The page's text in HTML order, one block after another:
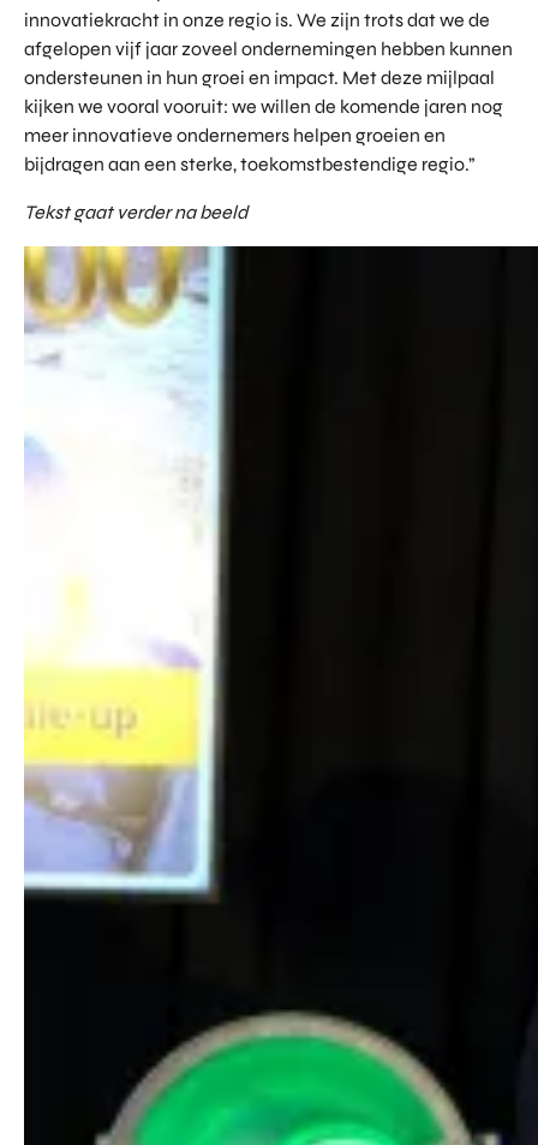
innovatiekracht in onze regio is. We zijn trots dat we de
afgelopen vijf jaar zoveel ondernemingen hebben kunnen
ondersteunen in hun groei en impact. Met deze mijlpaal
kijken we vooral vooruit: we willen de komende jaren nog
meer innovatieve ondernemers helpen groeien en
bijdragen aan een sterke, toekomstbestendige regio.”
Tekst gaat verder na beeld